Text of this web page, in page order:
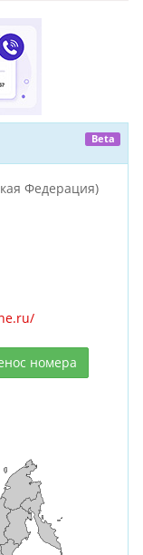
Beta
Федерация)
номера